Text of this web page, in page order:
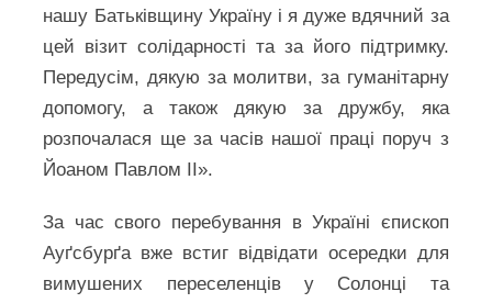
нашу Батьківщину Україну і я дуже вдячний за
цей візит солідарності та за його підтримку.
Передусім, дякую за молитви, за гуманітарну
допомогу, а також дякую за дружбу, яка
розпочалася ще за часів нашої праці поруч з
Йоаном Павлом ІІ».
За час свого перебування в Україні єпископ
Ауґсбурґа вже встиг відвідати осередки для
вимушених переселенців у Солонці та